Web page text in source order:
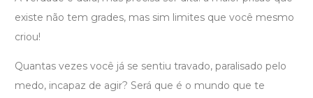
existe não tem grades, mas sim limites que você mesmo
criou!
Quantas vezes você já se sentiu travado, paralisado pelo
medo, incapaz de agir? Será que é o mundo que te